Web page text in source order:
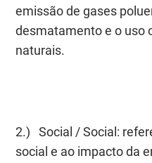
emissão de gases
desmatamento e o uso
naturais.
2.) Social / Social :
social e ao impacto da